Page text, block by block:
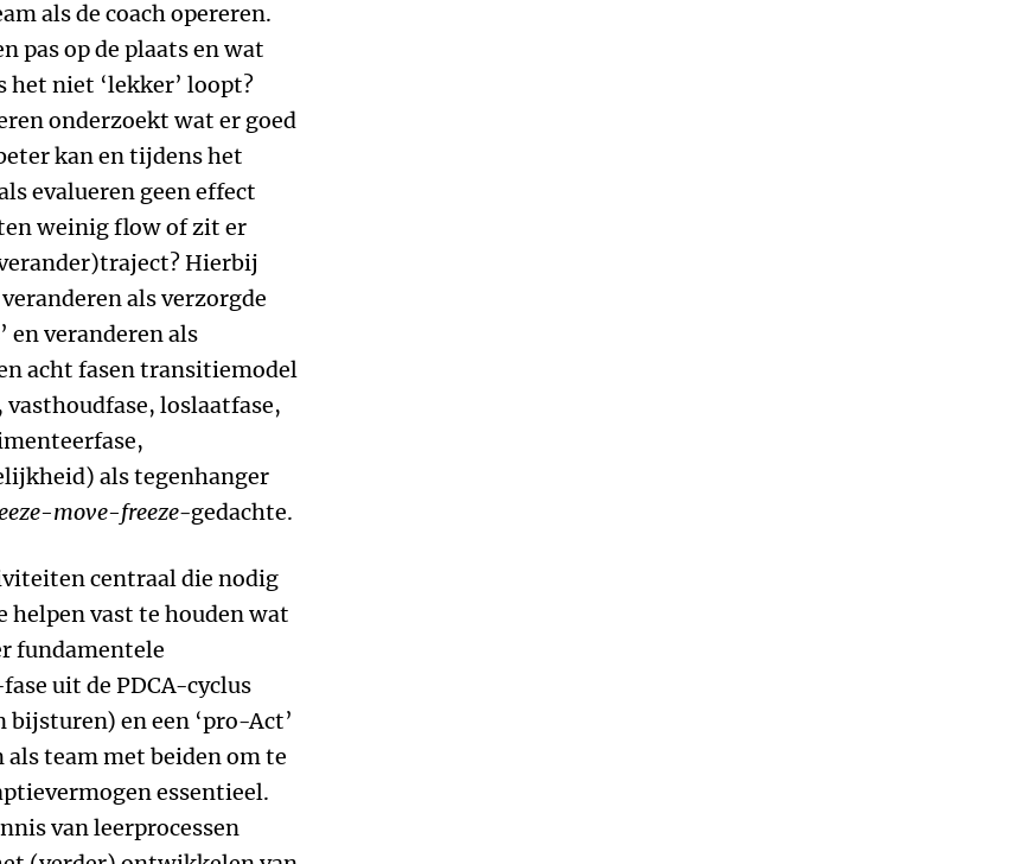
als de coach opereren.
pas op de plaats en wat
niet ‘lekker’ loopt?
onderzoekt wat er goed
kan en tijdens het
evalueren geen effect
weinig flow of zit er
Hierbij
als verzorgde
en veranderen als
acht fasen transitiemodel
loslaatfase,
als tegenhanger
move-freeze-gedachte.
centraal die nodig
helpen vast te houden wat
fundamentele
uit de PDCA-cyclus
bijsturen) en een ‘pro-Act’
als team met beiden om te
essentieel.
van leerprocessen